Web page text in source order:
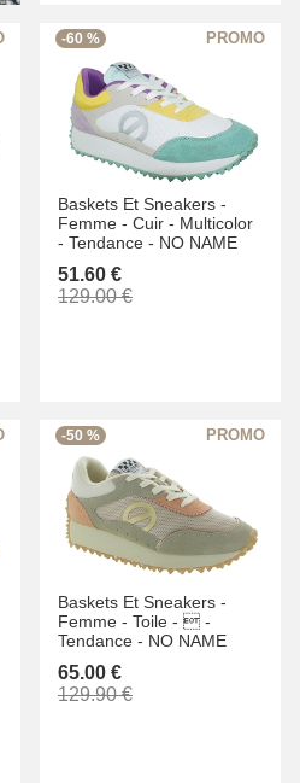
-60 %
Baskets Et Sneakers -
Femme - Cuir - Multicolor
- Tendance - NO NAME
51.60 €
129.00 €
-50 %
Baskets Et Sneakers -
Femme - Toile -  -
Tendance - NO NAME
65.00 €
129.90 €